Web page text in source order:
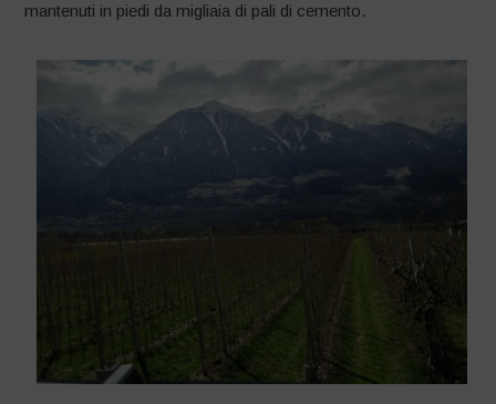
mantenuti in piedi da migliaia di pali di cemento.